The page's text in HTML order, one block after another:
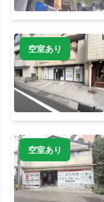
空室あり
空室あり